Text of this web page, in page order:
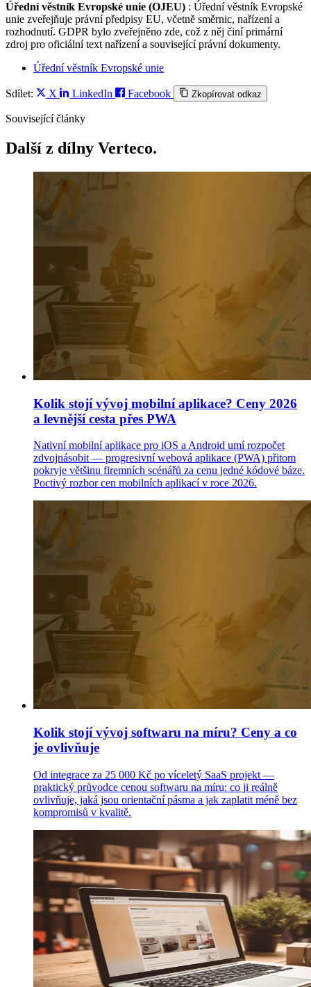
Úřední věstník Evropské unie (OJEU) : Úřední věstník Evropské
unie zveřejňuje právní předpisy EU, včetně směrnic, nařízení a
rozhodnutí. GDPR bylo zveřejněno zde, což z něj činí primární
zdroj pro oficiální text nařízení a související právní dokumenty.
Úřední věstník Evropské unie
Sdílet: X LinkedIn Facebook Zkopírovat odkaz
Související články
Další z dílny Verteco.
Kolik stojí vývoj mobilní aplikace? Ceny 2026
a levnější cesta přes PWA
Nativní mobilní aplikace pro iOS a Android umí rozpočet
zdvojnásobit — progresivní webová aplikace (PWA) přitom
pokryje většinu firemních scénářů za cenu jedné kódové báze.
Poctivý rozbor cen mobilních aplikací v roce 2026.
Kolik stojí vývoj softwaru na míru? Ceny a co
je ovlivňuje
Od integrace za 25 000 Kč po víceletý SaaS projekt —
praktický průvodce cenou softwaru na míru: co ji reálně
ovlivňuje, jaká jsou orientační pásma a jak zaplatit méně bez
kompromisů v kvalitě.